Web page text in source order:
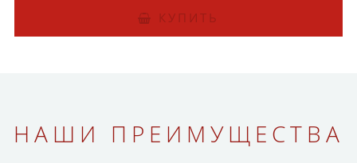
КУПИТЬ
НАШИ ПРЕИМУЩЕСТВА